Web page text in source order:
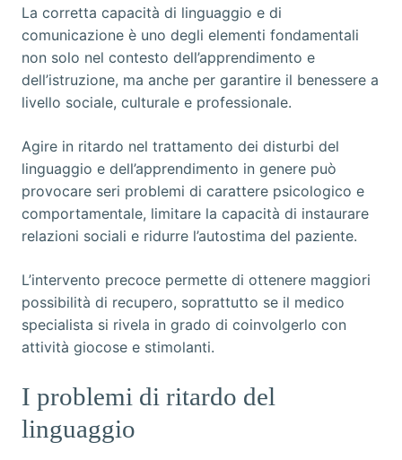
La corretta capacità di linguaggio e di
comunicazione è uno degli elementi fondamentali
non solo nel contesto dell’apprendimento e
dell’istruzione, ma anche per garantire il benessere a
livello sociale, culturale e professionale.
Agire in ritardo nel trattamento dei disturbi del
linguaggio e dell’apprendimento in genere può
provocare seri problemi di carattere psicologico e
comportamentale, limitare la capacità di instaurare
relazioni sociali e ridurre l’autostima del paziente.
L’intervento precoce permette di ottenere maggiori
possibilità di recupero, soprattutto se il medico
specialista si rivela in grado di coinvolgerlo con
attività giocose e stimolanti.
I problemi di ritardo del
linguaggio